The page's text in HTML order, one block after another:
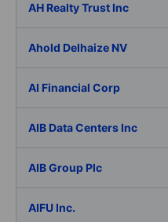
AH Realty Trust Inc
Ahold Delhaize NV
AI Financial Corp
AIB Data Centers Inc
AIB Group Plc
AIFU Inc.